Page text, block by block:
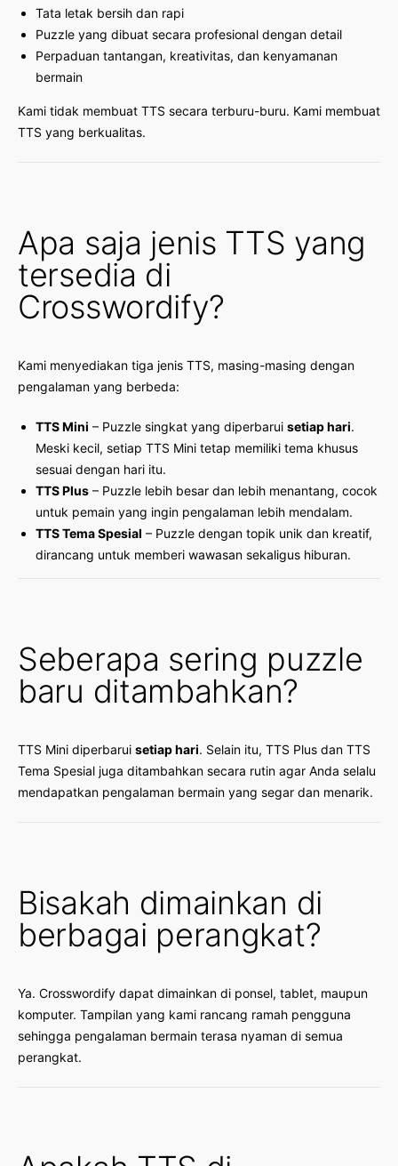
Tata letak bersih dan rapi
Puzzle yang dibuat secara profesional dengan detail
Perpaduan tantangan, kreativitas, dan kenyamanan
bermain
Kami tidak membuat TTS secara terburu-buru. Kami membuat
TTS yang berkualitas.
Apa saja jenis TTS yang
tersedia di
Crosswordify?
Kami menyediakan tiga jenis TTS, masing-masing dengan
pengalaman yang berbeda:
TTS Mini – Puzzle singkat yang diperbarui setiap hari.
Meski kecil, setiap TTS Mini tetap memiliki tema khusus
sesuai dengan hari itu.
TTS Plus – Puzzle lebih besar dan lebih menantang, cocok
untuk pemain yang ingin pengalaman lebih mendalam.
TTS Tema Spesial – Puzzle dengan topik unik dan kreatif,
dirancang untuk memberi wawasan sekaligus hiburan.
Seberapa sering puzzle
baru ditambahkan?
TTS Mini diperbarui setiap hari. Selain itu, TTS Plus dan TTS
Tema Spesial juga ditambahkan secara rutin agar Anda selalu
mendapatkan pengalaman bermain yang segar dan menarik.
Bisakah dimainkan di
berbagai perangkat?
Ya. Crosswordify dapat dimainkan di ponsel, tablet, maupun
komputer. Tampilan yang kami rancang ramah pengguna
sehingga pengalaman bermain terasa nyaman di semua
perangkat.